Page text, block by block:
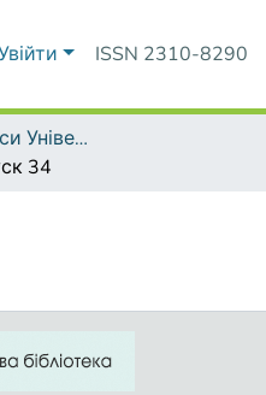
ISSN 2310-8290
Наукові часописи Університету
34